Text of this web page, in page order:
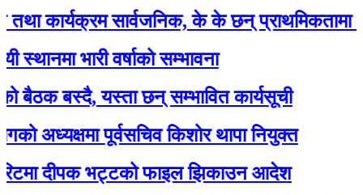
सार्वजनिक, के के छन् प्राथमिकतामा ?
भारी वर्षाको सम्भावना
बस्दै, यस्ता छन् सम्भावित कार्यसूची
पूर्वसचिव किशोर थापा नियुक्त
दीपक भट्टको फाइल झिकाउन आदेश